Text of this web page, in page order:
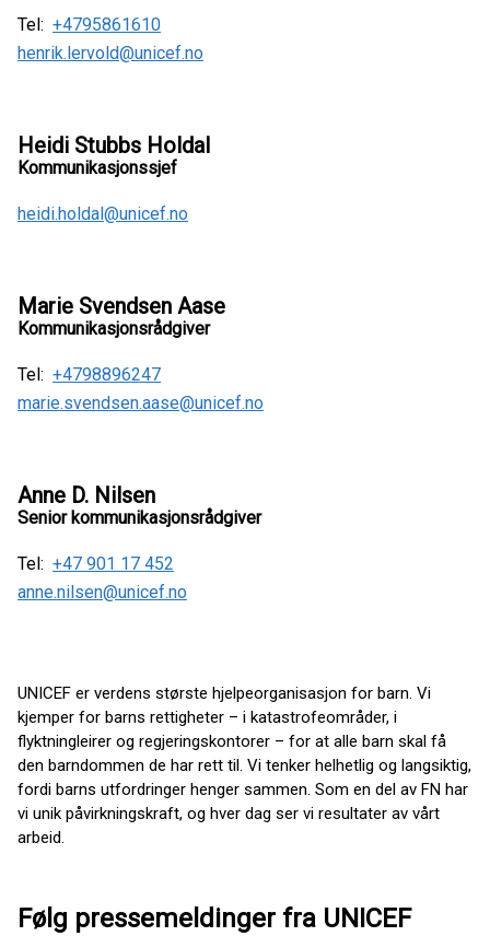
Tel: +4795861610
henrik.lervold@unicef.no
Heidi Stubbs Holdal
Kommunikasjonssjef
heidi.holdal@unicef.no
Marie Svendsen Aase
Kommunikasjonsrådgiver
Tel: +4798896247
marie.svendsen.aase@unicef.no
Anne D. Nilsen
Senior kommunikasjonsrådgiver
Tel: +47 901 17 452
anne.nilsen@unicef.no
UNICEF er verdens største hjelpeorganisasjon for barn. Vi
kjemper for barns rettigheter – i katastrofeområder, i
flyktningleirer og regjeringskontorer – for at alle barn skal få
den barndommen de har rett til. Vi tenker helhetlig og langsiktig,
fordi barns utfordringer henger sammen. Som en del av FN har
vi unik påvirkningskraft, og hver dag ser vi resultater av vårt
arbeid.
Følg pressemeldinger fra UNICEF